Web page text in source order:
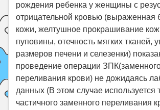
рождения ребенка у женщины с
отрицательной кровью (выраженная
кожи, желтушное прокрашивание
пуповины, отечность мягких тканей,
размеров печени и селезенки)
проведение операции
переливания крови) не дожидаясь
данных (В этом случае используется
частичного заменного переливания